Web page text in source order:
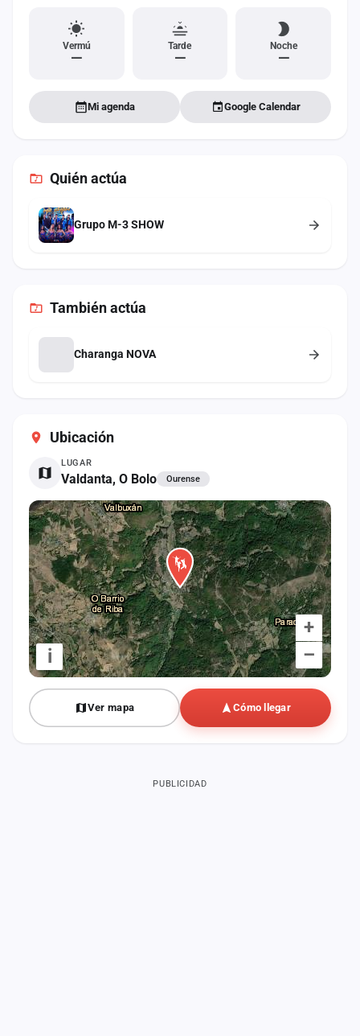
Ubicación
LUGAR
Valdanta, O Bolo Ourense
+
–
i
Ver mapa Cómo llegar
Vermú
—
Tarde
—
Noche
—
Mi agenda Google Calendar
Quién actúa
Grupo M-3 SHOW
Tambiénactúa
Charanga NOVA
PUBLICIDAD